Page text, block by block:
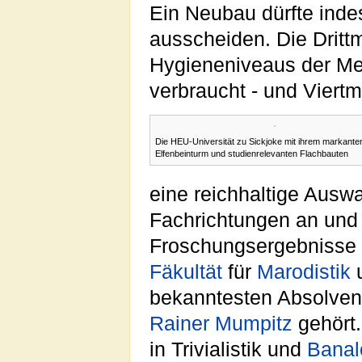
Ein Neubau dürfte
ausscheiden. Die
Hygieneniveaus der
verbraucht - und
Die HEU-Universität zu Sickjoke mit ihrem
Elfenbeinturm und studienrelevanten Flachbauten
eine reichhaltige
Fachrichtungen an
Fäkultät für Marodistik
bekanntesten
Rainer Mumpitz
in Trivialistik und